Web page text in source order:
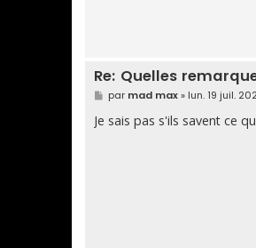
Re: Quelles
M
e
s
s
par mad max» lun. 19 juil.
Je sais pas s'ils savent ce